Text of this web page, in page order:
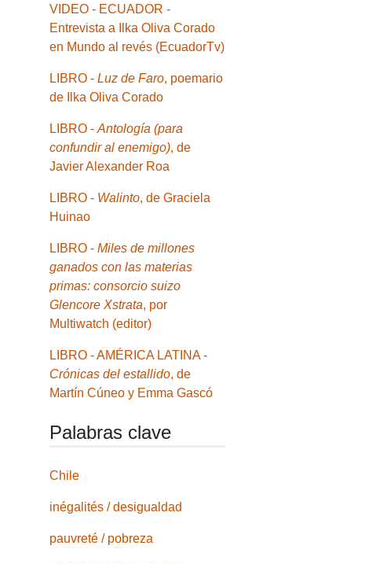
VIDEO - ECUADOR -
Entrevista a Ilka Oliva Corado
en Mundo al revés (EcuadorTv)
LIBRO -Luz de Faro, poemario
de Ilka Oliva Corado
LIBRO -Antología (para
confundir al enemigo), de
Javier Alexander Roa
LIBRO - Walinto, de Graciela
Huinao
LIBRO -Miles de millones
ganados con las materias
primas: consorcio suizo
Glencore Xstrata, por
Multiwatch (editor)
LIBRO - AMÉRICA LATINA -
Crónicas del estallido, de
Martín Cúneo y Emma Gascó
Palabras clave
Chile
inégalités / desigualdad
pauvreté / pobreza